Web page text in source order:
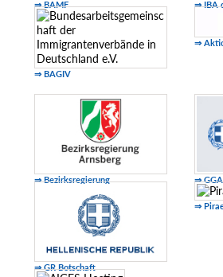
⇒ BAMF ⇒ IBA
⇒ BAGIV
⇒
⇒ Bezirksregierung ⇒
⇒ GR Botschaft
⇒